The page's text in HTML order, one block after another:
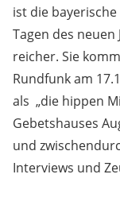
ist die
Tagen des neuen
reicher. Sie
Rundfunk am
als „die hippen
Gebetshauses
und
Interviews und